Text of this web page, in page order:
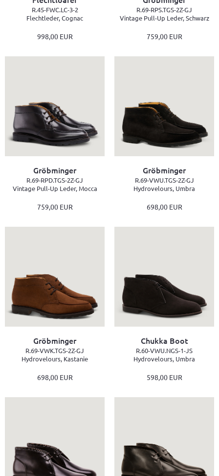
R.45-FWC.LC-3-2
Flechtleder, Cognac
998,00 EUR
R.69-RPS.TGS-2Z-GJ
Vintage Pull-Up Leder, Schwarz
759,00 EUR
Gröbminger
R.69-RPD.TGS-2Z-GJ
Vintage Pull-Up Leder, Mocca
759,00 EUR
Gröbminger
R.69-VWU.TGS-2Z-GJ
Hydrovelours, Umbra
698,00 EUR
Gröbminger
R.69-VWK.TGS-2Z-GJ
Hydrovelours, Kastanie
698,00 EUR
Chukka Boot
R.60-VWU.NGS-1-JS
Hydrovelours, Umbra
598,00 EUR